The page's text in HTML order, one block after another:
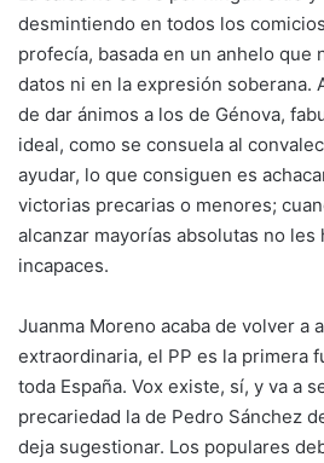
desmintiendo en todos los
profecía, basada en un anhelo que
datos ni en la expresión soberana.
de dar ánimos a los de Génova,
ideal, como se consuela al
ayudar, lo que consiguen es
victorias precarias o menores;
alcanzar mayorías absolutas no les
incapaces.
Juanma Moreno acaba de volver a
extraordinaria, el PP es la primera
toda España. Vox existe, sí, y va a
precariedad la de Pedro Sánchez
deja sugestionar. Los populares